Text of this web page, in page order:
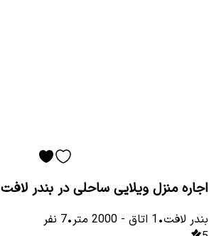
اجاره منزل ویلایی ساحلی در بندر لافت
بندر لافت•
1 اتاق -
2000 متر•
7 نفر